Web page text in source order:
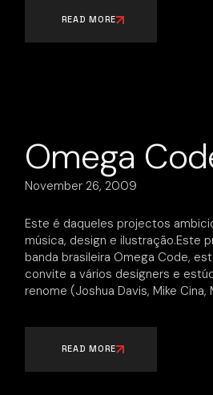
READ MORE
Omega
November 26, 2009
Este é daqueles projectos
música, design e ilustração.Este
banda brasileira Omega Code,
convite a vários designers e
renome (Joshua Davis, Mike Cina,
READ MORE